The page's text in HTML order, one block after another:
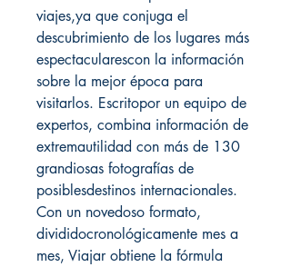
viajes,ya que conjuga el
descubrimiento de los lugares más
espectacularescon la información
sobre la mejor época para
visitarlos. Escritopor un equipo de
expertos, combina información de
extremautilidad con más de 130
grandiosas fotografías de
posiblesdestinos internacionales.
Con un novedoso formato,
divididocronológicamente mes a
mes, Viajar obtiene la fórmula